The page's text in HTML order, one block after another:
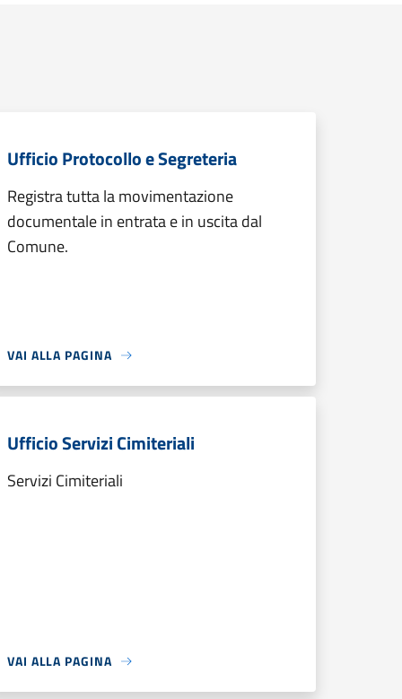
Ufficio Protocollo e Segreteria
Registra tutta la movimentazione
documentale in entrata e in uscita dal
Comune.
VAI ALLA PAGINA
Ufficio Servizi Cimiteriali
Servizi Cimiteriali
VAI ALLA PAGINA